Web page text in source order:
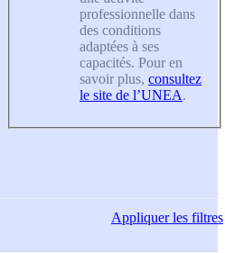
professionnelle dans
des conditions
adaptées à ses
capacités. Pour en
savoir plus, consultez
le site de l’UNEA.
Appliquerles filtres